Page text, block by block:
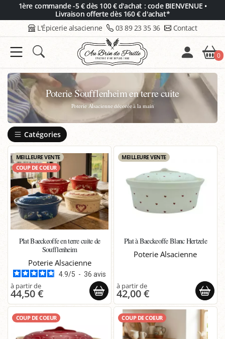
1ère commande -5 € dès 100 € d'achat : code BIENVENUE •
Livraison offerte dès 160 € d'achat*
L'Épicerie alsacienne 03 89 23 35 36 Contact
0
Poterie Soufflenheim en terre cuite
Poterie Alsacienne décorée à la main
Catégories
MEILLEURE VENTE
COUP DE COEUR
Plat Baeckeoffe en terre cuite de
Soufflenheim
Poterie Alsacienne
4.9/5 - 36avis
44,50 €
MEILLEURE VENTE
Plat à Baeckeoffe Blanc Hertzele
Poterie Alsacienne
42,00 €
COUP DE COEUR COUP DE COEUR
Panneau de gestion des cookies